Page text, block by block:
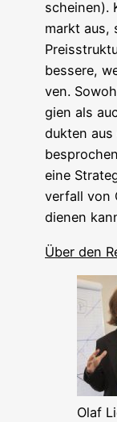
schei­nen).
markt aus,
bes­se­re,
ven.
gien als
duk­ten aus
eine
ver­fall von
die­nen
Über den
Olaf